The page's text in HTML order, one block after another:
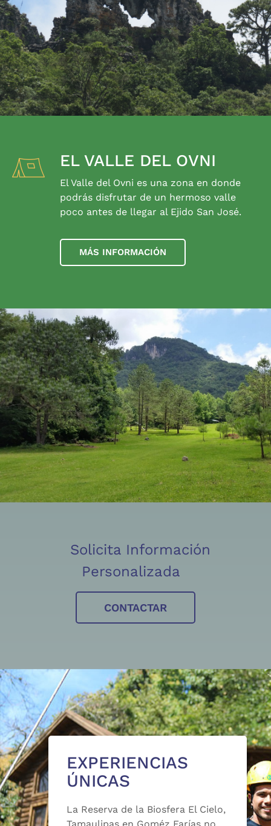
EL VALLE DEL OVNI
El Valle del Ovni es una zona en donde
podrás disfrutar de un hermoso valle
poco antes de llegar al Ejido San José.
MÁS INFORMACIÓN
Solicita Información
Personalizada
CONTACTAR
EXPERIENCIAS
ÚNICAS
La Reserva de la Biosfera El Cielo,